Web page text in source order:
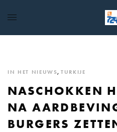
IN HET NIEUWS, TURKIJE
NASCHOKKEN
NA
BURGERS